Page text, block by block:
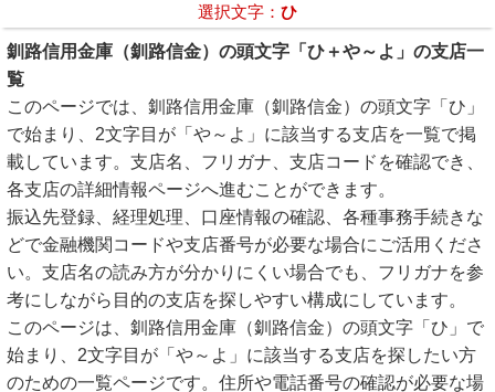
選択文字： ひ
釧路信用金庫（釧路信金）の頭文字「ひ＋や～よ」の支店一
覧
このページでは、釧路信用金庫（釧路信金）の頭文字「ひ」
で始まり、2文字目が「や～よ」に該当する支店を一覧で掲
載しています。支店名、フリガナ、支店コードを確認でき、
各支店の詳細情報ページへ進むことができます。
振込先登録、経理処理、口座情報の確認、各種事務手続きな
どで金融機関コードや支店番号が必要な場合にご活用くださ
い。支店名の読み方が分かりにくい場合でも、フリガナを参
考にしながら目的の支店を探しやすい構成にしています。
このページは、釧路信用金庫（釧路信金）の頭文字「ひ」で
始まり、2文字目が「や～よ」に該当する支店を探したい方
のための一覧ページです。住所や電話番号の確認が必要な場